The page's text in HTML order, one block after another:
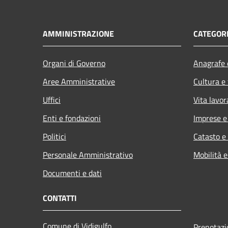
AMMINISTRAZIONE
Organi di Governo
Aree Amministrative
Uffici
Enti e fondazioni
Politici
Personale Amministrativo
Documenti e dati
Cultura
Vita
Imprese
Catasto
Mobilità
CONTATTI